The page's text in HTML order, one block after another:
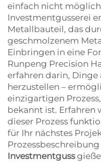
einfach nicht
Investmentgusserei
Metallbauteil, das
geschmolzenem
Einbringen in eine
Runpeng Precision
erfahren darin,
herzustellen –
einzigartigen
bekannt ist. Erfahren
dieser Prozess
für Ihr nächstes
Prozessbeschreibung
Investmentguss